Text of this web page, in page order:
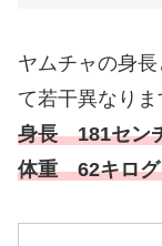
ヤムチャの身
て若干異なりま
身長 181セン
体重 62キログ